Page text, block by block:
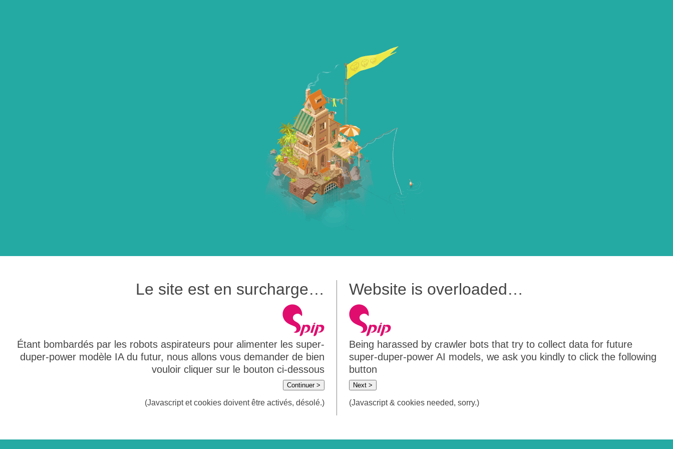
Le site est en surcharge…
Étant bombardés par les robots aspirateurs pour alimenter les super-
duper-power modèle IA du futur, nous allons vous demander de bien
vouloir cliquer sur le bouton ci-dessous
Continuer >
(Javascript et cookies doivent être activés, désolé.)
Website is overloaded…
Being harassed by crawler bots that try to collect data for future
super-duper-power AI models, we ask you kindly to click the following
button
Next >
(Javascript & cookies needed, sorry.)